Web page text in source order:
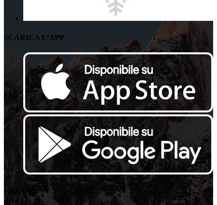
SCARICA L’APP
Link Utili